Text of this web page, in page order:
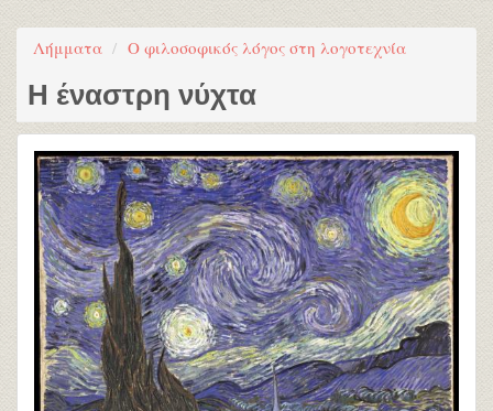
Λήμματα Ο φιλοσοφικός λόγος στη λογοτεχνία
Η έναστρη νύχτα